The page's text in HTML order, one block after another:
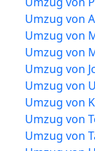
Umzug von
Umzug von
Umzug von
Umzug von
Umzug von
Umzug von
Umzug von
Umzug von